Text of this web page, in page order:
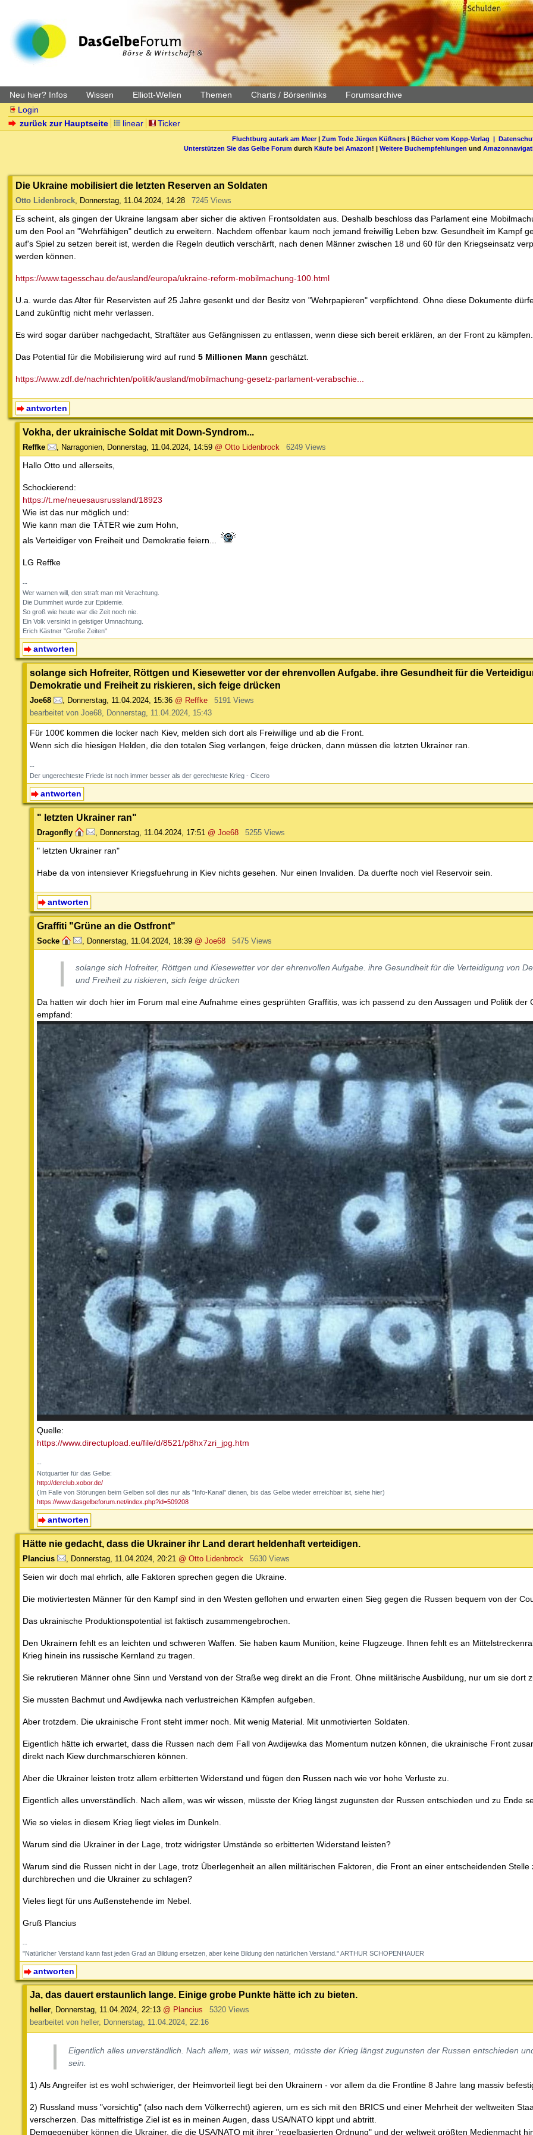
Neu hier? Infos Wissen Elliott-Wellen Themen Charts / Börsenlinks Forumsarchive
Login
zurück zur Hauptseite
linear Ticker
Fluchtburg autark am Meer| Zum Tode Jürgen Küßners| Bücher vom Kopp-Verlag |
Unterstützen Sie das Gelbe Forum durch Käufe bei Amazon! | Weitere Buchempfehlungen und
Die Ukraine mobilisiert die letzten Reserven an Soldaten
Otto Lidenbrock, Donnerstag, 11.04.2024, 14:28 7245 Views
Es scheint, als gingen der Ukraine langsam aber sicher die aktiven Frontsoldaten aus. Deshalb beschloss das Parlament eine
um den Pool an "Wehrfähigen" deutlich zu erweitern. Nachdem offenbar kaum noch jemand freiwillig Leben bzw. Gesundheit im Kampf
auf's Spiel zu setzen bereit ist, werden die Regeln deutlich verschärft, nach denen Männer zwischen 18 und 60 für den Kriegseinsatz
werden können.
https://www.tagesschau.de/ausland/europa/ukraine-reform-mobilmachung-100.html
U.a. wurde das Alter für Reservisten auf 25 Jahre gesenkt und der Besitz von "Wehrpapieren" verpflichtend. Ohne diese Dokumente
Land zukünftig nicht mehr verlassen.
Es wird sogar darüber nachgedacht, Straftäter aus Gefängnissen zu entlassen, wenn diese sich bereit erklären, an der Front zu kämpfen.
Das Potential für die Mobilisierung wird auf rund 5 Millionen Mann geschätzt.
https://www.zdf.de/nachrichten/politik/ausland/mobilmachung-gesetz-parlament-verabschie...
antworten
Vokha, der ukrainische Soldat mit Down-Syndrom...
Reffke , Narragonien, Donnerstag, 11.04.2024, 14:59 @ Otto Lidenbrock 6249 Views
Hallo Otto und allerseits,
Schockierend:
https://t.me/neuesausrussland/18923
Wie ist das nur möglich und:
Wie kann man die TÄTER wie zum Hohn,
als Verteidiger von Freiheit und Demokratie feiern...
LG Reffke
--
Wer warnen will, den straft man mit Verachtung.
Die Dummheit wurde zur Epidemie.
So groß wie heute war die Zeit noch nie.
Ein Volk versinkt in geistiger Umnachtung.
Erich Kästner "Große Zeiten"
antworten
solange sich Hofreiter, Röttgen und Kiesewetter vor der ehrenvollen Aufgabe. ihre Gesundheit für die
Demokratie und Freiheit zu riskieren, sich feige drücken
Joe68 , Donnerstag, 11.04.2024, 15:36 @ Reffke
5191 Views
bearbeitet von Joe68, Donnerstag, 11.04.2024, 15:43
Für 100€ kommen die locker nach Kiev, melden sich dort als Freiwillige und ab die Front.
Wenn sich die hiesigen Helden, die den totalen Sieg verlangen, feige drücken, dann müssen die letzten Ukrainer ran.
--
Der ungerechteste Friede ist noch immer besser als der gerechteste Krieg - Cicero
antworten
" letzten Ukrainer ran"
Dragonfly Donnerstag, 11.04.2024, 17:51 @ Joe68 5255 Views
" letzten Ukrainer ran"
Habe da von intensiever Kriegsfuehrung in Kiev nichts gesehen. Nur einen Invaliden. Da duerfte noch viel Reservoir sein.
antworten
Graffiti "Grüne an die Ostfront"
Socke Donnerstag, 11.04.2024, 18:39 @ Joe68 5475 Views
solange sich Hofreiter, Röttgen und Kiesewetter vor der ehrenvollen Aufgabe. ihre Gesundheit für die Verteidigung von
und Freiheit zu riskieren, sich feige drücken
Da hatten wir doch hier im Forum mal eine Aufnahme eines gesprühten Graffitis, was ich passend zu den Aussagen und Politik der
empfand:
Quelle:
https://www.directupload.eu/file/d/8521/p8hx7zri_jpg.htm
--
Notquartier für das Gelbe:
http://derclub.xobor.de/
(Im Falle von Störungen beim Gelben soll dies nur als "Info-Kanal" dienen, bis das Gelbe wieder erreichbar ist, siehe hier)
https://www.dasgelbeforum.net/index.php?id=509208
antworten
Hätte nie gedacht, dass die Ukrainer ihr Land derart heldenhaft verteidigen.
Plancius Donnerstag, 11.04.2024, 20:21 @ Otto Lidenbrock 5630 Views
Seien wir doch mal ehrlich, alle Faktoren sprechen gegen die Ukraine.
Die motiviertesten Männer für den Kampf sind in den Westen geflohen und erwarten einen Sieg gegen die Russen bequem von der
Das ukrainische Produktionspotential ist faktisch zusammengebrochen.
Den Ukrainern fehlt es an leichten und schweren Waffen. Sie haben kaum Munition, keine Flugzeuge. Ihnen fehlt es an
Krieg hinein ins russische Kernland zu tragen.
Sie rekrutieren Männer ohne Sinn und Verstand von der Straße weg direkt an die Front. Ohne militärische Ausbildung, nur um sie dort
Sie mussten Bachmut und Awdijewka nach verlustreichen Kämpfen aufgeben.
Aber trotzdem. Die ukrainische Front steht immer noch. Mit wenig Material. Mit unmotivierten Soldaten.
Eigentlich hätte ich erwartet, dass die Russen nach dem Fall von Awdijewka das Momentum nutzen können, die ukrainische Front
direkt nach Kiew durchmarschieren können.
Aber die Ukrainer leisten trotz allem erbitterten Widerstand und fügen den Russen nach wie vor hohe Verluste zu.
Eigentlich alles unverständlich. Nach allem, was wir wissen, müsste der Krieg längst zugunsten der Russen entschieden und zu Ende
Wie so vieles in diesem Krieg liegt vieles im Dunkeln.
Warum sind die Ukrainer in der Lage, trotz widrigster Umstände so erbitterten Widerstand leisten?
Warum sind die Russen nicht in der Lage, trotz Überlegenheit an allen militärischen Faktoren, die Front an einer entscheidenden Stelle
durchbrechen und die Ukrainer zu schlagen?
Vieles liegt für uns Außenstehende im Nebel.
Gruß Plancius
--
"Natürlicher Verstand kann fast jeden Grad an Bildung ersetzen, aber keine Bildung den natürlichen Verstand." ARTHUR SCHOPENHAUER
antworten
Ja, das dauert erstaunlich lange. Einige grobe Punkte hätte ich zu bieten.
heller, Donnerstag, 11.04.2024, 22:13 @ Plancius
5320 Views
bearbeitet von heller, Donnerstag, 11.04.2024, 22:16
Eigentlich alles unverständlich. Nach allem, was wir wissen, müsste der Krieg längst zugunsten der Russen entschieden
sein.
1) Als Angreifer ist es wohl schwieriger, der Heimvorteil liegt bei den Ukrainern - vor allem da die Frontline 8 Jahre lang massiv
2) Russland muss "vorsichtig" (also nach dem Völkerrecht) agieren, um es sich mit den BRICS und einer Mehrheit der weltweiten
verscherzen. Das mittelfristige Ziel ist es in meinen Augen, dass USA/NATO kippt und abtritt.
Demgegenüber können die Ukrainer, die die USA/NATO mit ihrer "regelbasierten Ordnung" und der weltweit größten Medienmacht